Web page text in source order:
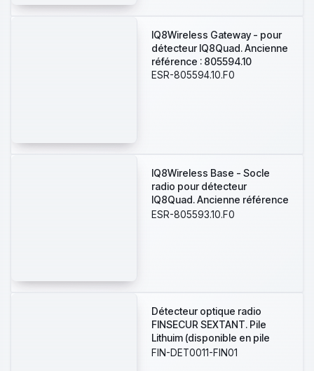
IQ8Wireless Gateway - pour
détecteur IQ8Quad. Ancienne
référence : 805594.10
ESR-805594.10.F0
IQ8Wireless Base - Socle
radio pour détecteur
IQ8Quad. Ancienne référence
: 805593.10
ESR-805593.10.F0
Détecteur optique radio
FINSECUR SEXTANT. Pile
Lithuim (disponible en pile
alcaline pour export)
FIN-DET0011-FIN01